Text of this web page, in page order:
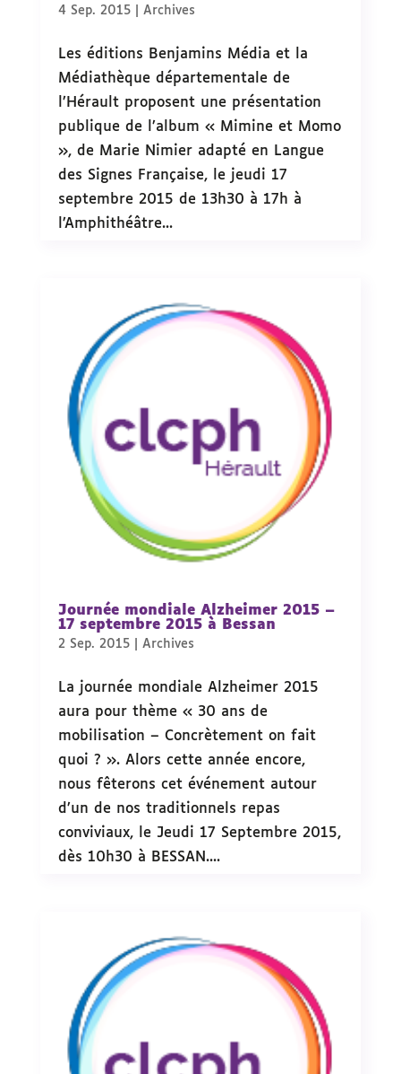
4 Sep. 2015| Archives
Les éditions Benjamins Média et la
Médiathèque départementale de
l’Hérault proposent une présentation
publique de l’album « Mimine et Momo
», de Marie Nimier adapté en Langue
des Signes Française, le jeudi 17
septembre 2015 de 13h30 à 17h à
l’Amphithéâtre...
Journée mondiale Alzheimer 2015 –
17 septembre 2015 à Bessan
2 Sep. 2015| Archives
La journée mondiale Alzheimer 2015
aura pour thème « 30 ans de
mobilisation – Concrètement on fait
quoi ? ». Alors cette année encore,
nous fêterons cet événement autour
d’un de nos traditionnels repas
conviviaux, le Jeudi 17 Septembre 2015,
dès 10h30 à BESSAN....